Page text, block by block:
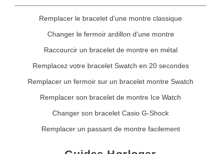
Remplacer le bracelet d'une montre classique
Changer le fermoir ardillon d'une montre
Raccourcir un bracelet de montre en métal
Remplacez votre bracelet Swatch en 20 secondes
Remplacer un fermoir sur un bracelet montre Swatch
Remplacer son bracelet de montre Ice Watch
Changer son bracelet Casio G-Shock
Remplacer un passant de montre facilement